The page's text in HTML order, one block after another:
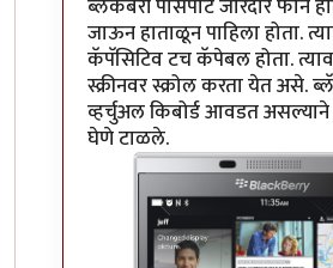
ब्लॅकबेरी पासपोर्ट जोरदार फोन
जाऊन हाताळून पाहिला होता.
कॅपॅसिटिव टच कॅपेबल होता.
स्क्रीनवर स्क्रोल करता येत असे.
व्हर्चुअल किबोर्ड आवडत असल्याने
घेणे टाळले.